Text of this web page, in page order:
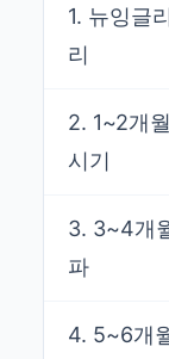
1. 뉴잉글
리
2. 1~2개
시기
3. 3~4개
파
4. 5~6개